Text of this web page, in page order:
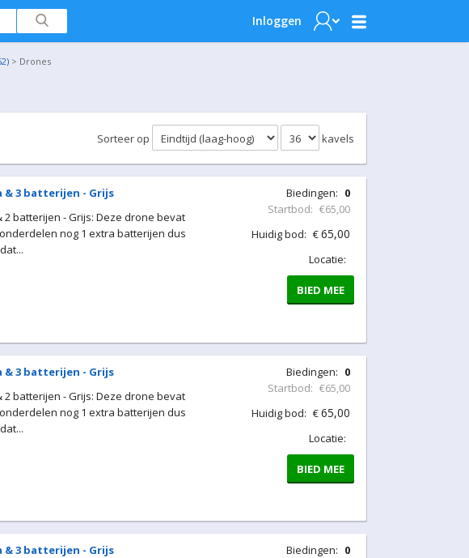
Inloggen
> Drones
Sorteer op kavels
& 3 batterijen - Grijs
2 batterijen - Grijs: Deze drone bevat
nog 1 extra batterijen dus
Biedingen: 0
Startbod: €65,00
Huidig bod: €65,00
Locatie:
BIED MEE
& 3 batterijen - Grijs
2 batterijen - Grijs: Deze drone bevat
nog 1 extra batterijen dus
Biedingen: 0
Startbod: €65,00
Huidig bod: €65,00
Locatie:
BIED MEE
& 3 batterijen - Grijs
Biedingen: 0